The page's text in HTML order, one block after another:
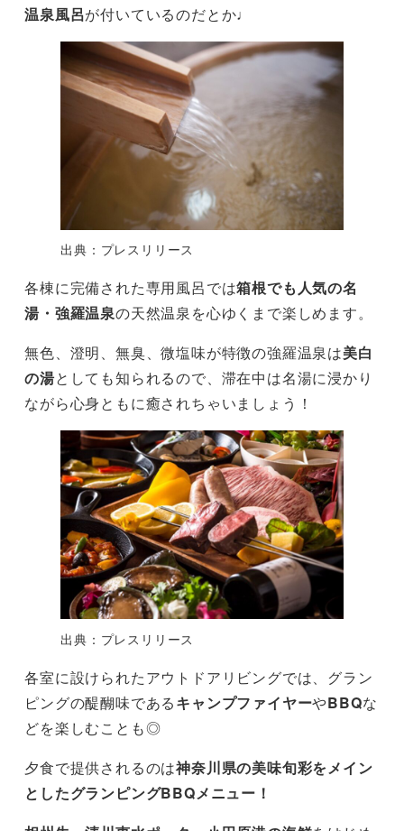
温泉風呂が付いているのだとか♩
出典：プレスリリース
各棟に完備された専用風呂では箱根でも人気の名
湯・強羅温泉の天然温泉を心ゆくまで楽しめます。
無色、澄明、無臭、微塩味が特徴の強羅温泉は美白
の湯としても知られるので、滞在中は名湯に浸かり
ながら心身ともに癒されちゃいましょう！
出典：プレスリリース
各室に設けられたアウトドアリビングでは、グラン
ピングの醍醐味であるキャンプファイヤーやBBQな
どを楽しむことも◎
夕食で提供されるのは神奈川県の美味旬彩をメイン
としたグランピングBBQメニュー！